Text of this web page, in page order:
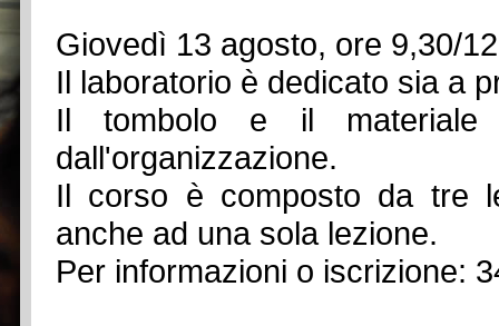
Giovedì 13 agosto, ore 9,30/12
Il laboratorio è dedicato sia a
Il tombolo e il materiale
dall'organizzazione.
Il corso è composto da tre
anche ad una sola lezione.
Per informazioni o iscrizione: